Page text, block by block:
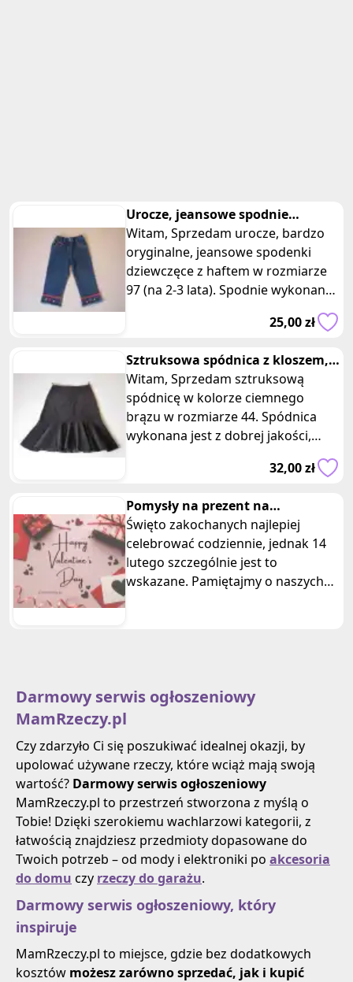
Urocze, jeansowe spodnie
dziewczęce, z haftem rozm. na 2-3
l
Witam, Sprzedam urocze, bardzo
oryginalne, jeansowe spodenki
dziewczęce z haftem w rozmiarze
97 (na 2-3 lata). Spodnie wykonane
25,00 zł
Sztruksowa spódnica z kloszem,
kloszowana, brąz, rozm. 44
Witam, Sprzedam sztruksową
spódnicę w kolorze ciemnego
brązu w rozmiarze 44. Spódnica
wykonana jest z dobrej jakości,
miękkiego, bawełnianego sztruksu
32,00 zł
Pomysły na prezent na
walentynki dla niego i dla niej
Święto zakochanych najlepiej
celebrować codziennie, jednak 14
lutego szczególnie jest to
wskazane. Pamiętajmy o naszych
Darmowy serwis ogłoszeniowy
MamRzeczy.pl
Czy zdarzyło Ci się poszukiwać idealnej okazji, by
upolować używane rzeczy, które wciąż mają swoją
wartość? Darmowy serwis ogłoszeniowy
MamRzeczy.pl to przestrzeń stworzona z myślą o
Tobie! Dzięki szerokiemu wachlarzowi kategorii, z
łatwością znajdziesz przedmioty dopasowane do
Twoich potrzeb – od mody i elektroniki po akcesoria
do domu czy rzeczy do garażu.
Darmowy serwis ogłoszeniowy, który
inspiruje
MamRzeczy.pl to miejsce, gdzie bez dodatkowych
kosztów możesz zarówno sprzedać, jak i kupić